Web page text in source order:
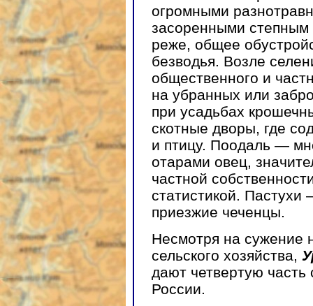
огромными
засоренными
реже, общее
безводья. Возле
общественного и
на убранных или
при усадьбах
скотные дворы, где
и птицу. Поодаль —
отарами овец,
частной
статистикой.
приезжие чеченцы.
Несмотря на сужение
сельского хозяйства,
дают четвертую часть
России.